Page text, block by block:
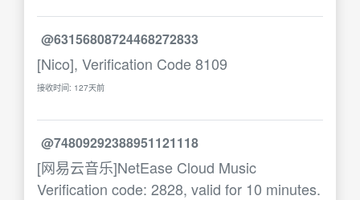
@63156808724468272833
[Nico], Verification Code 8109
接收时间: 127天前
@74809292388951121118
[网易云音乐]NetEase Cloud Music
Verification code: 2828, valid for 10 minutes.